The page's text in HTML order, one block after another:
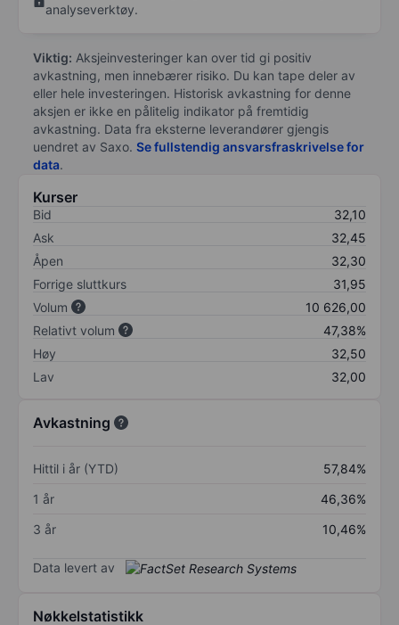
analyseverktøy.
Viktig: Aksjeinvesteringer kan over tid gi positiv
avkastning, men innebærer risiko. Du kan tape deler av
eller hele investeringen. Historisk avkastning for denne
aksjen er ikke en pålitelig indikator på fremtidig
avkastning. Data fra eksterne leverandører gjengis
uendret av Saxo. Se fullstendig ansvarsfraskrivelse for
data.
Kurser
Bid
32,10
Ask
32,45
Åpen
32,30
Forrige sluttkurs
31,95
Volum
10 626,00
Relativt volum
47,38%
Høy
32,50
Lav
32,00
Avkastning
Hittil i år (YTD)
57,84%
1 år
46,36%
3 år
10,46%
Data levert av
Nøkkelstatistikk